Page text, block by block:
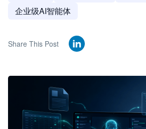
企业级AI智能体
Share This Post